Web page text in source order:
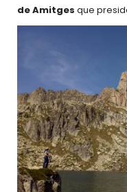
de Amitges que